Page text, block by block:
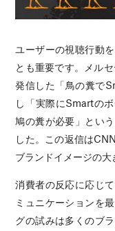
ユーザーの視聴行動
とも重要です。メル
発信した「鳥の糞で
し「実際にSmartの
鳩の糞が必要」とい
した。この返信は
ブランドイメージの大
消費者の反応に応じ
ミュニケーションを
グの試みは多くのブ